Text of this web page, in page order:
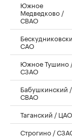
Южное
Медведково /
СВАО
САО
Южное Тушино
СЗАО
Бабушкинский /
СВАО
Таганский / ЦАО
Строгино /